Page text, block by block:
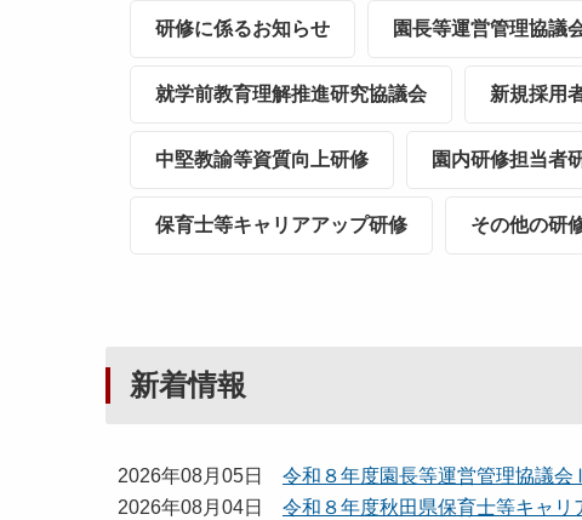
研修に係るお知らせ 園長等運営管理協議
就学前教育理解推進研究協議会 新規採用
中堅教諭等資質向上研修 園内研修担当者
保育士等キャリアアップ研修 その他の研
新着情報
2026年08月05日
令和８年度園長等運営管理協議
2026年08月04日
令和８年度秋田県保育士等キャ